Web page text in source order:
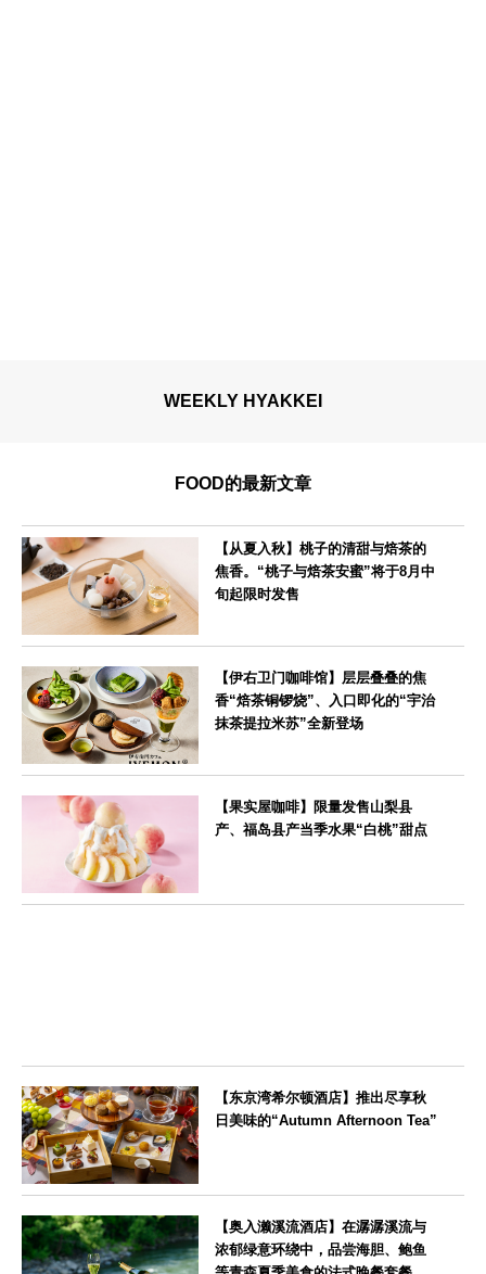
WEEKLY HYAKKEI
FOOD的最新文章
【从夏入秋】桃子的清甜与焙茶的
焦香。“桃子与焙茶安蜜”将于8月中
旬起限时发售
【伊右卫门咖啡馆】层层叠叠的焦
香“焙茶铜锣烧”、入口即化的“宇治
抹茶提拉米苏”全新登场
【果实屋咖啡】限量发售山梨县
产、福岛县产当季水果“白桃”甜点
【东京湾希尔顿酒店】推出尽享秋
日美味的“Autumn Afternoon Tea”
【奥入濑溪流酒店】在潺潺溪流与
浓郁绿意环绕中，品尝海胆、鲍鱼